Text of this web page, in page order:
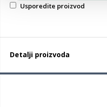
Usporedite proizvod
Detalji proizvoda